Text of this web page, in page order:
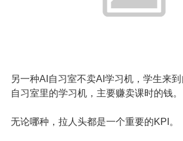
另一种AI自习室不卖AI学习机，学生来
自习室里的学习机，主要赚卖课时的钱。
无论哪种，拉人头都是一个重要的KPI。